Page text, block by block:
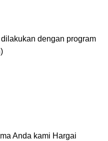
dengan program
Anda kami Hargai